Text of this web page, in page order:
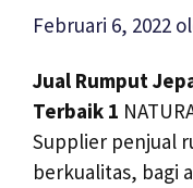
Februari 6, 2022
Jual Rumput
Terbaik 1
Supplier penjual
berkualitas, bagi